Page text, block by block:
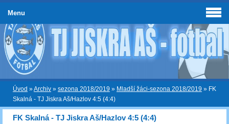
Úvod »Archiv » sezona 2018/2019 » Mladší žáci-sezona 2018/2019 » FK
Skalná - TJ Jiskra Aš/Hazlov 4:5 (4:4)
FK Skalná - TJ Jiskra Aš/Hazlov 4:5 (4:4)
Menu